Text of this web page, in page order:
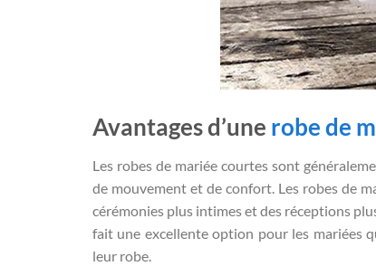
Avantages d’une robe de
Les robes de mariée courtes sont
de mouvement et de confort. Les robes de
cérémonies plus intimes et des réceptions
fait une excellente option pour les mariées
leur robe.